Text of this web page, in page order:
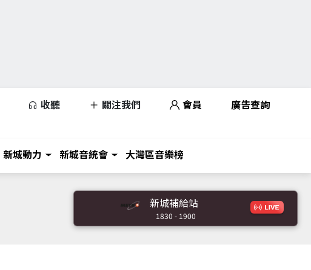
收聽 關注我們 會員 廣告查詢
新城動力 新城音統會 大灣區音樂榜
新城補給站
1830 - 1900